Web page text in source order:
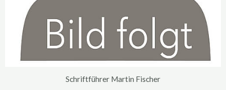
Schriftführer Martin Fischer